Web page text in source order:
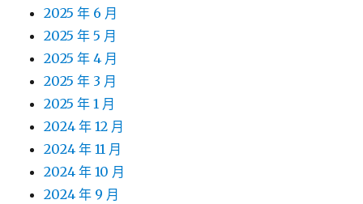
2025 年 6 月
2025 年 5 月
2025 年 4 月
2025 年 3 月
2025 年 1 月
2024 年 12 月
2024 年 11 月
2024 年 10 月
2024 年 9 月